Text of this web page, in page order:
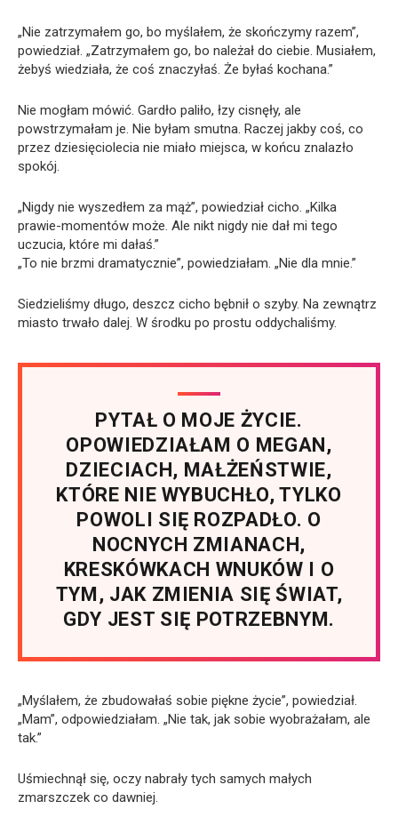
„Nie zatrzymałem go, bo myślałem, że skończymy razem”,
powiedział. „Zatrzymałem go, bo należał do ciebie. Musiałem,
żebyś wiedziała, że coś znaczyłaś. Że byłaś kochana.”
Nie mogłam mówić. Gardło paliło, łzy cisnęły, ale
powstrzymałam je. Nie byłam smutna. Raczej jakby coś, co
przez dziesięciolecia nie miało miejsca, w końcu znalazło
spokój.
„Nigdy nie wyszedłem za mąż”, powiedział cicho. „Kilka
prawie-momentów może. Ale nikt nigdy nie dał mi tego
uczucia, które mi dałaś.”
„To nie brzmi dramatycznie”, powiedziałam. „Nie dla mnie.”
Siedzieliśmy długo, deszcz cicho bębnił o szyby. Na zewnątrz
miasto trwało dalej. W środku po prostu oddychaliśmy.
PYTAŁ O MOJE ŻYCIE.
OPOWIEDZIAŁAM O MEGAN,
DZIECIACH, MAŁŻEŃSTWIE,
KTÓRE NIE WYBUCHŁO, TYLKO
POWOLI SIĘ ROZPADŁO. O
NOCNYCH ZMIANACH,
KRESKÓWKACH WNUKÓW I O
TYM, JAK ZMIENIA SIĘ ŚWIAT,
GDY JEST SIĘ POTRZEBNYM.
„Myślałem, że zbudowałaś sobie piękne życie”, powiedział.
„Mam”, odpowiedziałam. „Nie tak, jak sobie wyobrażałam, ale
tak.”
Uśmiechnął się, oczy nabrały tych samych małych
zmarszczek co dawniej.